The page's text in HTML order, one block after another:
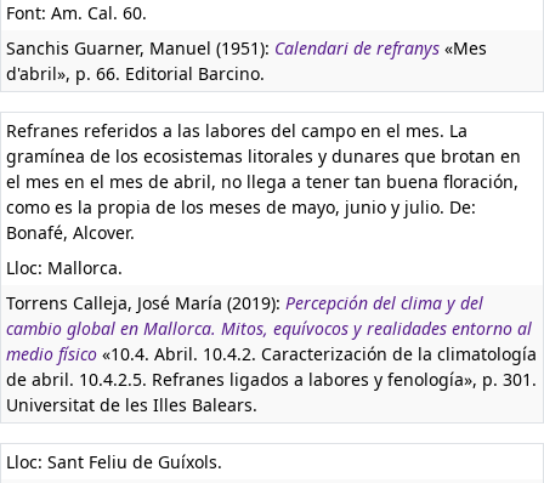
Font: Am. Cal. 60.
Sanchis Guarner, Manuel (1951): Calendari de refranys «Mes
d'abril», p. 66. Editorial Barcino.
Refranes referidos a las labores del campo en el mes. La
gramínea de los ecosistemas litorales y dunares que brotan en
el mes en el mes de abril, no llega a tener tan buena floración,
como es la propia de los meses de mayo, junio y julio. De:
Bonafé, Alcover.
Lloc: Mallorca.
Torrens Calleja, José María (2019): Percepción del clima y del
cambio global en Mallorca. Mitos, equívocos y realidades entorno al
medio físico «10.4. Abril. 10.4.2. Caracterización de la climatología
de abril. 10.4.2.5. Refranes ligados a labores y fenología», p. 301.
Universitat de les Illes Balears.
Lloc: Sant Feliu de Guíxols.